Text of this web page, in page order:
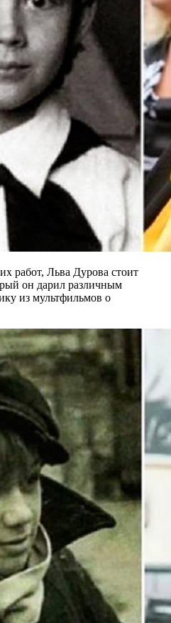
работ, Льва Дурова стоит
он дарил различным
из мультфильмов о